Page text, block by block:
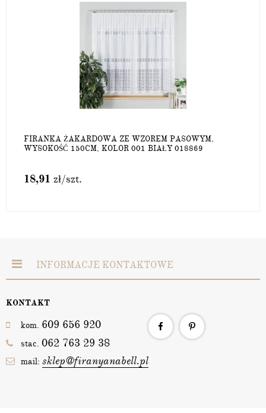
FIRANKA ŻAKARDOWA ZE WZOREM PASOWYM,
WYSOKOŚĆ 150CM, KOLOR 001 BIAŁY 018869
18,91 zł/szt.
INFORMACJE KONTAKTOWE
KONTAKT
kom. 609 656 920
stac. 062 763 29 38
mail: sklep@firanyanabell.pl